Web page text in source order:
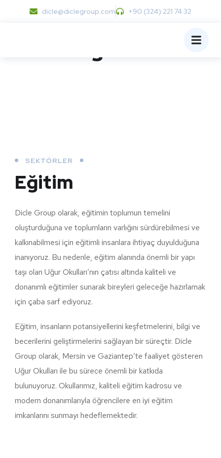
dicle@diclegroup.com +90 (324) 221 74 32
SEKTÖRLER
Eğitim
Dicle Group olarak, eğitimin toplumun temelini
oluşturduğuna ve toplumların varlığını sürdürebilmesi ve
kalkınabilmesi için eğitimli insanlara ihtiyaç duyulduğuna
inanıyoruz. Bu nedenle, eğitim alanında önemli bir yapı
taşı olan Uğur Okulları’nın çatısı altında kaliteli ve
donanımlı eğitimler sunarak bireyleri geleceğe hazırlamak
için çaba sarf ediyoruz.
Eğitim, insanların potansiyellerini keşfetmelerini, bilgi ve
becerilerini geliştirmelerini sağlayan bir süreçtir. Dicle
Group olarak, Mersin ve Gaziantep’te faaliyet gösteren
Uğur Okulları ile bu sürece önemli bir katkıda
bulunuyoruz. Okullarımız, kaliteli eğitim kadrosu ve
modern donanımlarıyla öğrencilere en iyi eğitim
imkanlarını sunmayı hedeflemektedir.